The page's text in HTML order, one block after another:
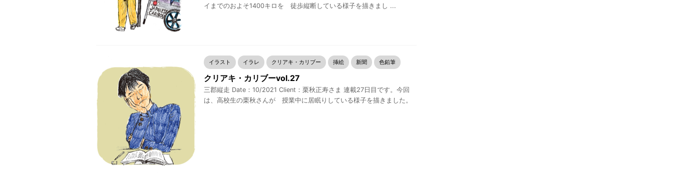
イまでのおよそ1400キロを 徒歩縦断している様子を描きまし ...
イラスト イラレ クリアキ・カリブー 挿絵 新聞 色鉛筆
クリアキ・カリブーvol.27
三郡縦走 Date：10/2021 Client：栗秋正寿さま 連載27日目です。今回
は、高校生の栗秋さんが 授業中に居眠りしている様子を描きました。